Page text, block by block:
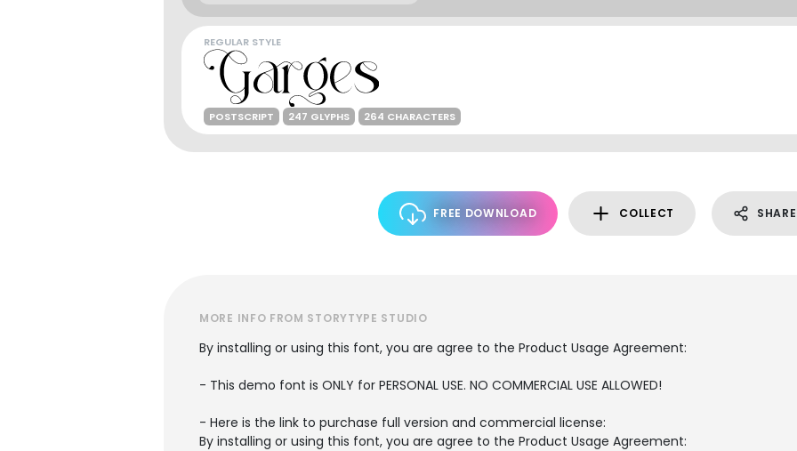
REGULAR STYLE
POSTSCRIPT 247 GLYPHS 264 CHARACTERS
FREE DOWNLOAD COLLECT SHARE
MORE INFO FROM STORYTYPE STUDIO
By installing or using this font, you are agree to the Product Usage Agreement:
- This demo font is ONLY for PERSONAL USE. NO COMMERCIAL USE ALLOWED!
- Here is the link to purchase full version and commercial license:
By installing or using this font, you are agree to the Product Usage Agreement: